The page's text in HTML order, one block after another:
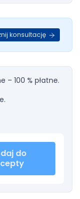
konsultację
100 % płatne.
do